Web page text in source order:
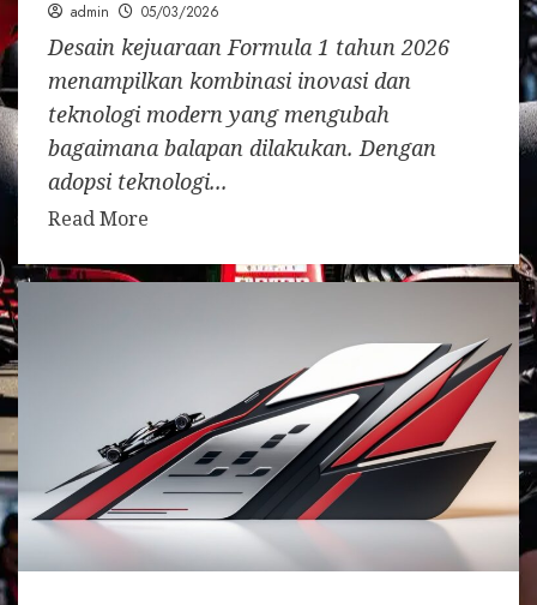
admin 05/03/2026
Desain kejuaraan Formula 1 tahun 2026
menampilkan kombinasi inovasi dan
teknologi modern yang mengubah
bagaimana balapan dilakukan. Dengan
adopsi teknologi...
Read More